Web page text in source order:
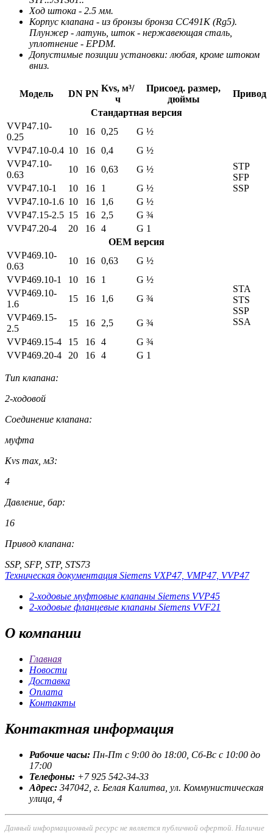
Ход штока - 2.5 мм.
Корпус клапана - из бронзы бронза CC491K (Rg5).
Плунжер - латунь, шток - нержавеющая сталь,
уплотнение - EPDM.
Допустимые позиции установки: любая, кроме штоком
вниз.
Модель DN PN
Kvs, м³/
ч
Присоед. размер,
дюймы
Привод
Стандартная версия
VVP47.10-
0.25
10 16 0,25 G ½
STP
SFP
SSP
VVP47.10-0.4 10 16 0,4
G ½
VVP47.10-
0.63
10 16 0,63
G ½
VVP47.10-1
10 16 1
G ½
VVP47.10-1.6 10 16 1,6
G ½
VVP47.15-2.5 15 16 2,5
G ¾
VVP47.20-4
20 16 4
G 1
ОЕМ версия
VVP469.10-
0.63
10 16 0,63 G ½
STA
STS
SSP
SSA
VVP469.10-1 10 16 1
G ½
VVP469.10-
1.6
15 16 1,6
G ¾
VVP469.15-
2.5
15 16 2,5
G ¾
VVP469.15-4
15 16 4
G ¾
VVP469.20-4
20 16 4 G 1
Тип клапана:
2-ходовой
Соединение клапана:
муфта
Kvs max, м3:
4
Давление, бар:
16
Привод клапана:
SSP, SFP, STP, STS73
Техническая документация Siemens VXP47, VMP47, VVP47
2-ходовые муфтовые клапаны Siemens VVP45
2-ходовые фланцевые клапаны Siemens VVF21
О компании
Главная
Новости
Доставка
Оплата
Контакты
Контактная информация
Рабочие часы: Пн-Пт с 9:00 до 18:00, Сб-Вс с 10:00 до
17:00
Телефоны: +7 925 542-34-33
Адрес: 347042, г. Белая Калитва, ул. Коммунистическая
улица, 4
Данный информационный ресурс не является публичной офертой. Наличие